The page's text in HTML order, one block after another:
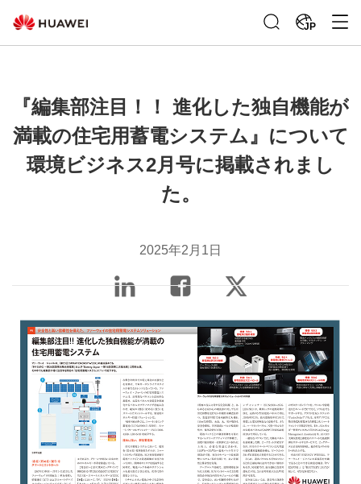
JP
『編集部注目！！ 進化した独自機能が
満載の住宅用蓄電システム』について
環境ビジネス2月号に掲載されまし
た。
2025年2月1日